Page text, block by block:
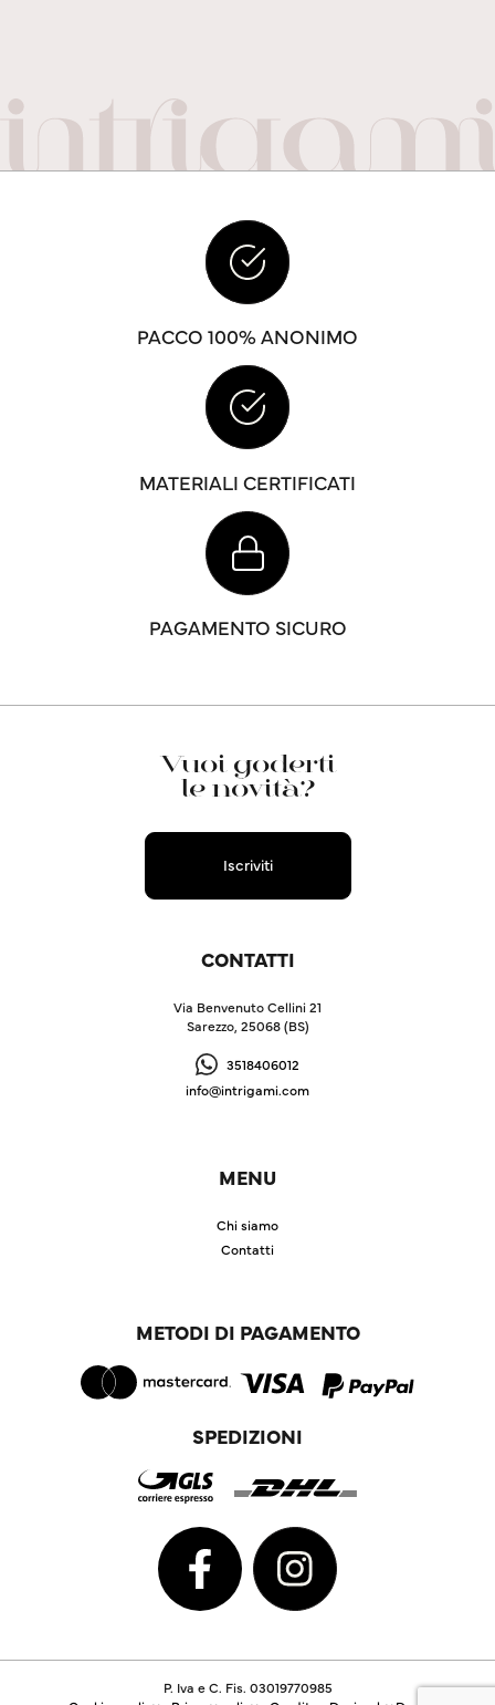
PACCO 100% ANONIMO
MATERIALI CERTIFICATI
PAGAMENTO SICURO
Vuoi goderti
le novità?
Iscriviti
CONTATTI
Via Benvenuto Cellini 21
Sarezzo, 25068 (BS)
3518406012
info@intrigami.com
MENU
Chi siamo
Contatti
METODI DI PAGAMENTO
SPEDIZIONI
P. Iva e C. Fis. 03019770985